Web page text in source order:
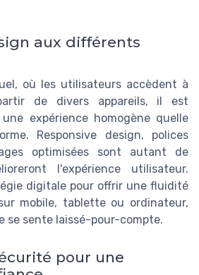
aux différents
où les utilisateurs accèdent à
de divers appareils, il est
expérience homogène quelle
Responsive design, polices
optimisées sont autant de
l'expérience utilisateur.
digitale pour offrir une fluidité
mobile, tablette ou ordinateur,
se sente laissé-pour-compte.
pour une